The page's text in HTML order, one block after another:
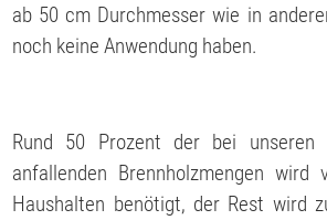
ab 50 cm Durchmesser wie in
noch keine Anwendung haben.
Rund 50 Prozent der bei unseren
anfallenden Brennholzmengen
Haushalten benötigt, der Rest wird